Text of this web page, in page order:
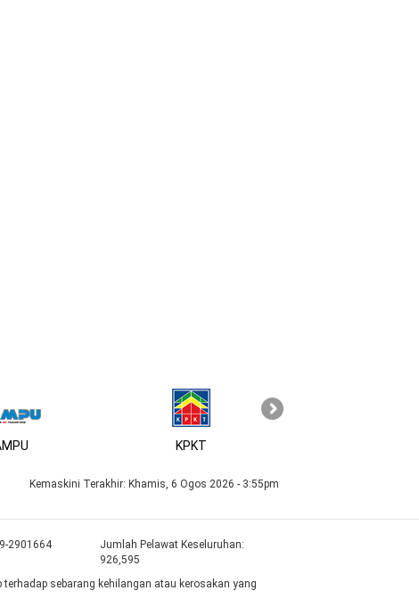
KPKT
Kemaskini Terakhir: Khamis, 6 Ogos 2026 - 3:55pm
2901664
Jumlah Pelawat Keseluruhan:
926,595
sebarang kehilangan atau kerosakan yang